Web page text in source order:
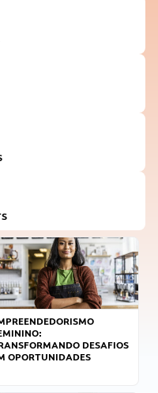
DESAFIOS
OPORTUNIDADES